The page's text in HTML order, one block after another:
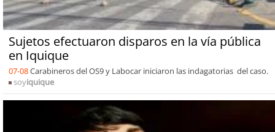
Sujetos efectuaron disparos en la vía pública
en Iquique
07-08Carabineros del OS9 y Labocar iniciaron las indagatorias del caso.
soyiquique